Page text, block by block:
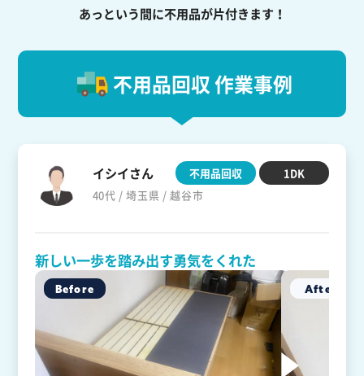
あっという間に不用品が片付きます！
不用品回収 作業事例
イシイさん
40代 / 埼玉県 / 越谷市
不用品回収 1DK
新しい一歩を踏み出す勇気をくれた